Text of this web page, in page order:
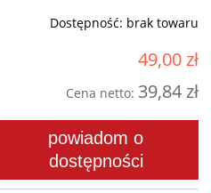
Dostępność: brak towaru
49,00 zł
Cena netto: 39,84 zł
powiadom o
dostępności